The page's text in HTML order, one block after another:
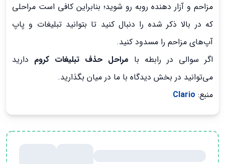
مزاحم و آزار دهنده روبه رو شوید؛ بنابراین کافی است مراحلی
که در بالا ذکر شده را دنبال کنید تا بتوانید تبلیغات و پاپ
آپ‌های مزاحم را مسدود کنید.
اگر سوالی در رابطه با مراحل حذف تبلیغات کروم دارید
می‌توانید در بخش دیدگاه با ما در میان بگذارید.
منبع: Clario